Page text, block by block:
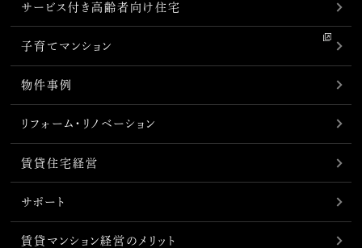
サービス付き高齢者向け住宅
子育てマンション
物件事例
リフォーム・リノベーション
賃貸住宅経営
サポート
賃貸マンション経営のメリット